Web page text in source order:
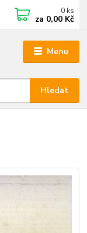
Menu
Hledat
0 ks
za 0,00 Kč